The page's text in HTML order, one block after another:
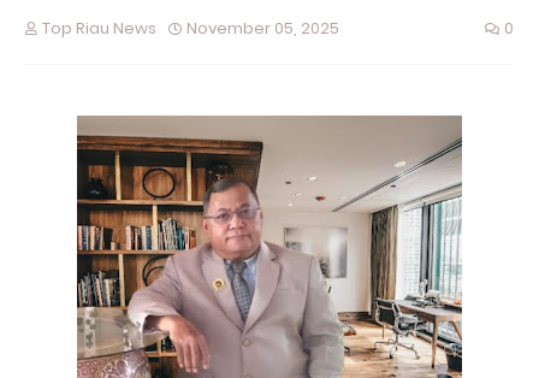
Top Riau News November 05, 2025 0